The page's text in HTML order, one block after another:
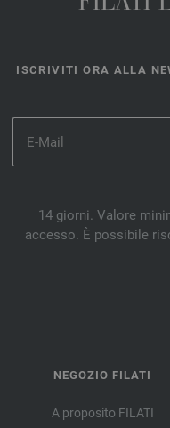
ISCRIVITI ORA ALLA
14 giorni. Valore
accesso. È possibile
NEGOZIO FILATI
A proposito FILATI